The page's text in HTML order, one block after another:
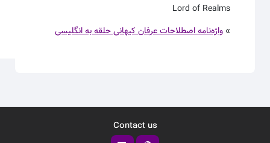
Lord of Realms
» واژه‌نامه اصطلاحات عرفان کیهانی حلقه به انگلیسی
Contact us